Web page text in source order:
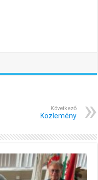
Következő
Közlemény